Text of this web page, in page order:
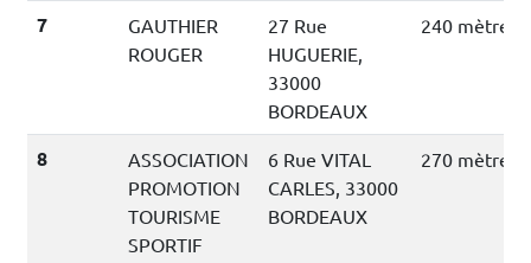
7
GAUTHIER
ROUGER
27 Rue
HUGUERIE,
33000
BORDEAUX
240 mètres
8
ASSOCIATION
PROMOTION
TOURISME
SPORTIF
6 Rue VITAL
CARLES, 33000
BORDEAUX
270 mètres